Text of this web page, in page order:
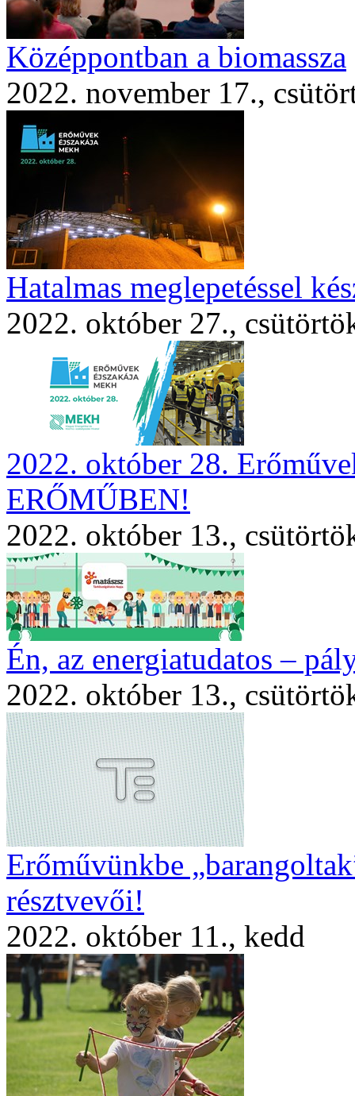
Középpontban a biomassza
2022. november 17.,
Hatalmas meglepetéssel
2022. október 27.,
2022. október 28.
ERŐMŰBEN!
2022. október 13.,
Én, az energiatudatos –
2022. október 13.,
Erőművünkbe
résztvevői!
2022. október 11., kedd